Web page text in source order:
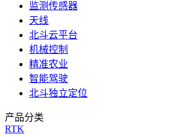
监测传感器
天线
北斗云平台
机械控制
精准农业
智能驾驶
北斗独立定位
产品分类
RTK